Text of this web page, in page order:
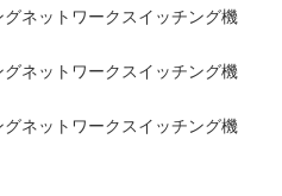
グネットワークスイッチング機
グネットワークスイッチング機
グネットワークスイッチング機